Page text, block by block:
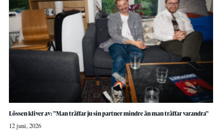
Lössen kliver av: ”Man träffar ju sin partner mindre än man träffar varandra”
12 juni, 2026